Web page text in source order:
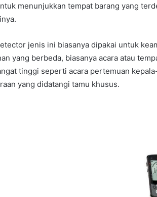
menunjukkan tempat barang yang
jenis ini biasanya dipakai untuk
yang berbeda, biasanya acara atau
tinggi seperti acara pertemuan
yang didatangi tamu khusus.